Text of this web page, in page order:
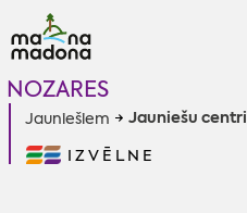
NOZARES
Jauniešiem Jauniešu centri
IZVĒLNE